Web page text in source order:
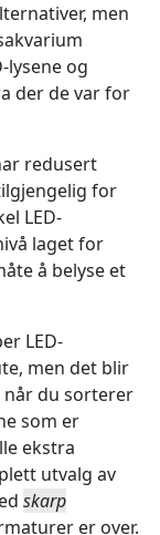
men
lysene og
der de var for
redusert
for
LED-
laget for
å belyse et
LED-
men det blir
når du sorterer
som er
ekstra
utvalg av
skarp
er over.